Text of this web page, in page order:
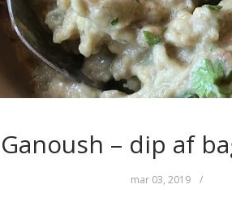
– dip af
mar 03, 2019 /